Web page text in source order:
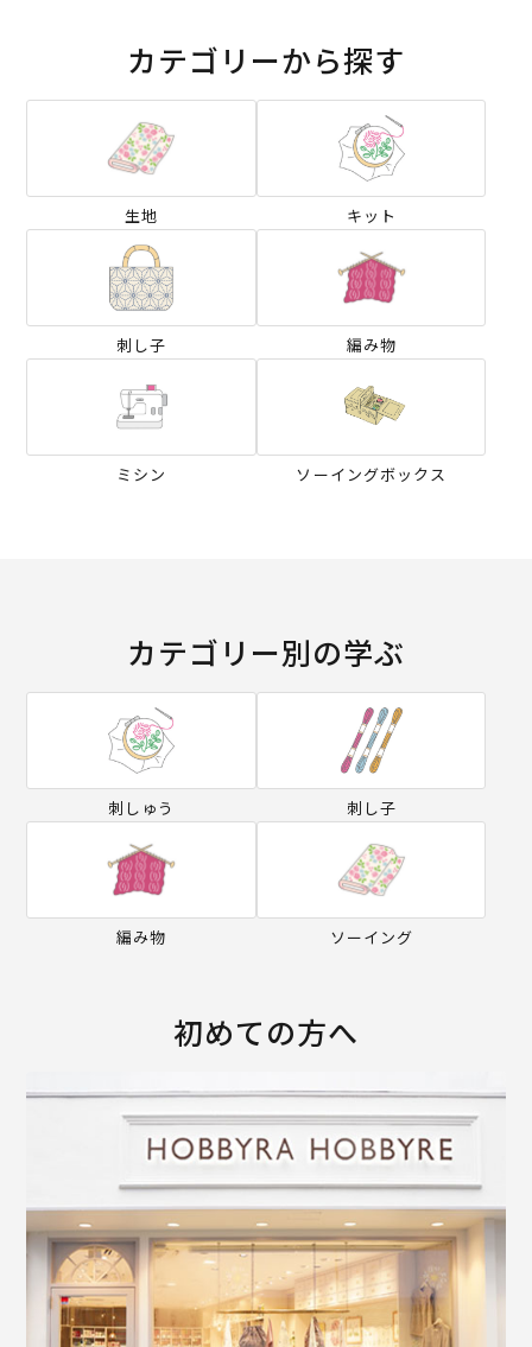
カテゴリーから探す
生地 キット
刺し子 編み物
ミシン ソーイングボックス
カテゴリー別の学ぶ
刺しゅう 刺し子
編み物 ソーイング
初めての方へ